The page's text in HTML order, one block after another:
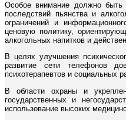
Особое внимание должно быть
последствий пьянства и
ограничений и
ценовую политику,
алкогольных напитков и
В целях улучшения
развитие сети телефонов
психотерапевтов и социальных
В области охраны и
государственных и
использование высоких